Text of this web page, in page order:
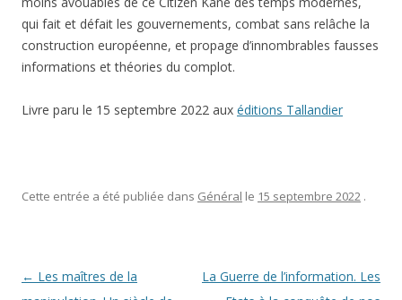
qui fait et défait les gouvernements, combat sans relâche la
construction européenne, et propage d’innombrables fausses
informations et théories du complot.
Livre paru le 15 septembre 2022 aux éditions Tallandier
Cette entrée a été publiée dans Général le 15 septembre 2022 .
Navigation des articles
← Les maîtres de la
La Guerre de l’information. Les